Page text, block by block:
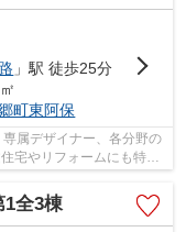
」駅 徒歩25分
町東阿保
属デザイナー、各分野の
宅やリフォームにも特化
気...
1全3棟